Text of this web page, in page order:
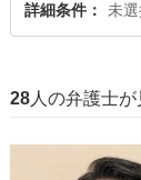
詳細条件 未
28 人の弁護士